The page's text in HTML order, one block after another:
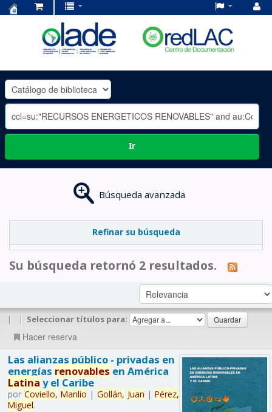
OLADE
-
Ir
Búsqueda avanzada
Refinar su búsqueda
Su búsqueda retornó 2 resultados.
| | Seleccionar títulos para:
Hacer reserva
Las alianzas público - privadas en
energías renovables en América
Latina y el Caribe
por Coviello, Manlio | Gollán, Juan | Pérez,
Miguel.